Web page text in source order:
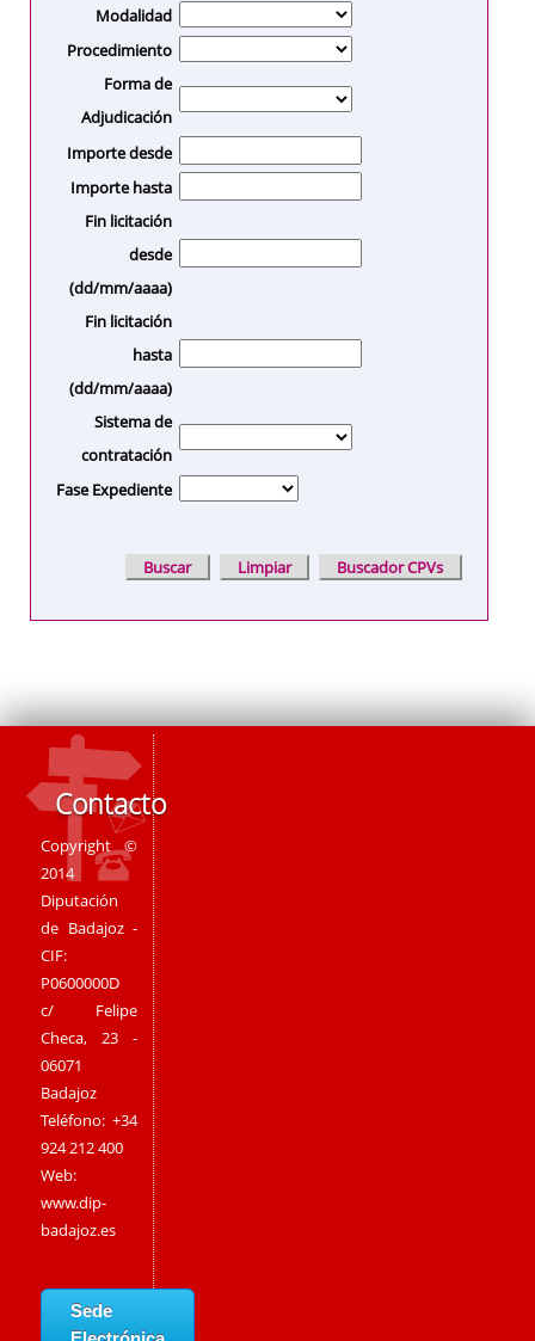
Modalidad
Procedimiento
Forma de
Adjudicación
Importe desde
Importe hasta
Fin licitación
desde
(dd/mm/aaaa)
Fin licitación
hasta
(dd/mm/aaaa)
Sistema de
contratación
Fase Expediente
Contacto
Copyright ©
2014
Diputación
de Badajoz -
CIF:
P0600000D
c/ Felipe
Checa, 23 -
06071
Badajoz
Teléfono: +34
924 212 400
Web:
www.dip-
badajoz.es
Sede